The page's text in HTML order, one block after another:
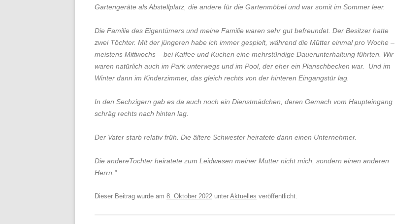
Gartengeräte als Abstellplatz, die andere für die Gartenmöbel und war somit im Sommer leer.
Die Familie des Eigentümers und meine Familie waren sehr gut befreundet. Der Besitzer hatte
zwei Töchter. Mit der jüngeren habe ich immer gespielt, während die Mütter einmal pro Woche –
meistens Mittwochs – bei Kaffee und Kuchen eine mehrstündige Dauerunterhaltung führten. Wir
waren natürlich auch im Park unterwegs und im Pool, der eher ein Planschbecken war. Und im
Winter dann im Kinderzimmer, das gleich rechts von der hinteren Eingangstür lag.
In den Sechzigern gab es da auch noch ein Dienstmädchen, deren Gemach vom Haupteingang
schräg rechts nach hinten lag.
Der Vater starb relativ früh. Die ältere Schwester heiratete dann einen Unternehmer.
Die andereTochter heiratete zum Leidwesen meiner Mutter nicht mich, sondern einen anderen
Herrn.“
Dieser Beitrag wurde am 8. Oktober 2022 unter Aktuelles veröffentlicht.